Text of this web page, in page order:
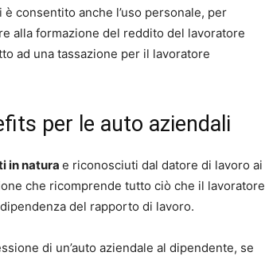
consentito anche l’uso personale, per
alla formazione del reddito del lavoratore
ad una tassazione per il lavoratore
per le auto aziendali
in natura e riconosciuti dal datore di lavoro ai
che ricomprende tutto ciò che il lavoratore
del rapporto di lavoro.
di un’auto aziendale al dipendente, se